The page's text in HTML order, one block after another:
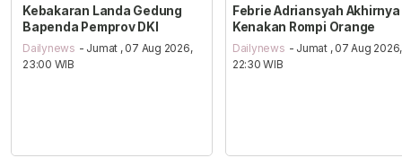
Kebakaran Landa Gedung
Bapenda Pemprov DKI
Dailynews - Jumat , 07 Aug 2026,
23:00 WIB
Febrie Adriansyah Akhirnya
Kenakan Rompi Orange
Dailynews - Jumat , 07 Aug 2026,
22:30 WIB